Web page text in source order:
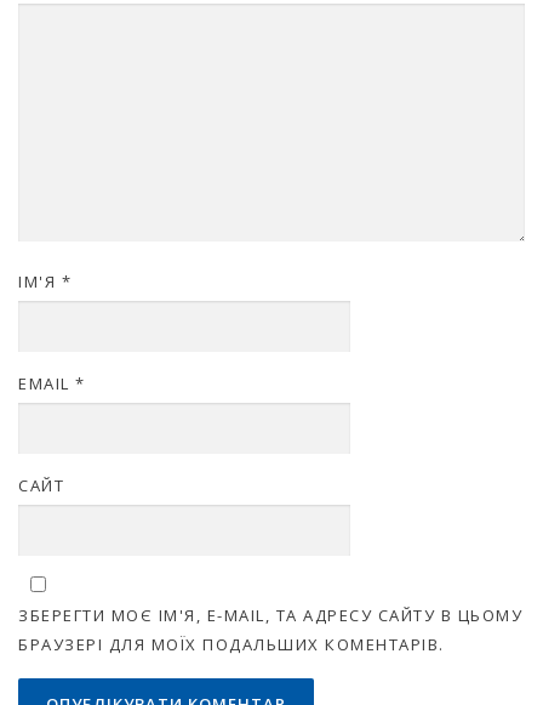
ІМ'Я *
EMAIL *
САЙТ
ЗБЕРЕГТИ МОЄ ІМ'Я, E-MAIL, ТА АДРЕСУ САЙТУ В ЦЬОМУ
БРАУЗЕРІ ДЛЯ МОЇХ ПОДАЛЬШИХ КОМЕНТАРІВ.